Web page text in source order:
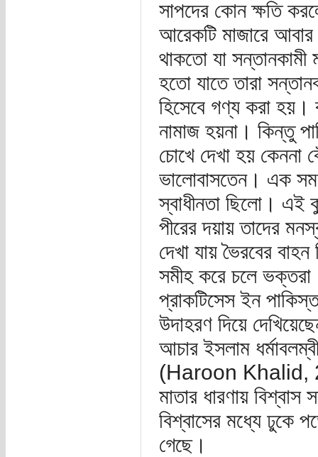
সাপদের কোন ক্ষতি
আরেকটি মাজারে আবার
থাকতো যা সন্তানকামী
হতো যাতে তারা
হিসেবে গণ্য করা হয়।
নামাজ হয়না। কিন্তু
চোখে দেখা হয় কেননা
ভালোবাসতেন। এক
স্বাধীনতা ছিলো। এই
পীরের দয়ায় তাদের
দেখা যায় ভৈরবের
সমীহ করে চলে
প্রাকটিসেস ইন
উদাহরণ দিয়ে
আচার ইসলাম
(Haroon Khalid,
মাতার ধারণায় বিশ্বাস
বিশ্বাসের মধ্যে ঢুকে
গেছে।